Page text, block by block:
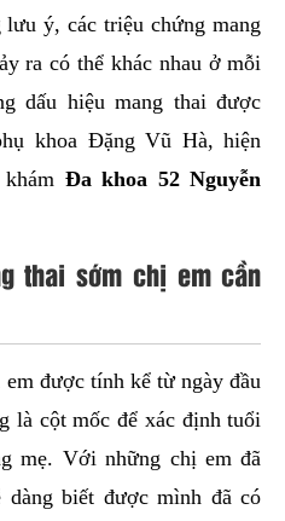
ý, các triệu chứng mang
ra có thể khác nhau ở mỗi
dấu hiệu mang thai được
khoa Đặng Vũ Hà, hiện
Đa khoa 52 Nguyễn
thai sớm chị em cần
được tính kể từ ngày đầu
là cột mốc để xác định tuổi
mẹ. Với những chị em đã
biết được mình đã có